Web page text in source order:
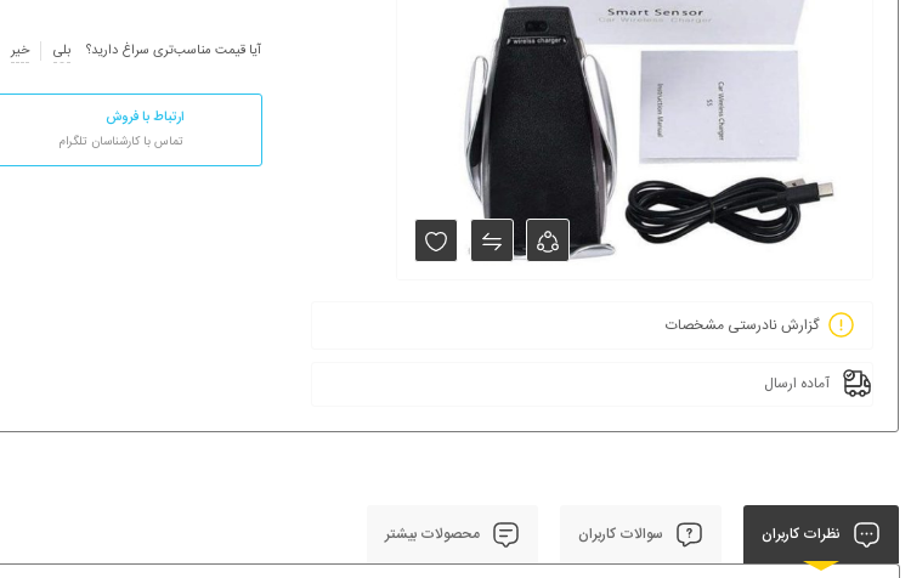
گزارش نادرستی مشخصات
آماده ارسال
آیا قیمت مناسب‌تری سراغ دارید؟ بلی خیر
ارتباط با فروش
تماس با کارشناسان تلگرام
نظرات کاربران سوالات کاربران محصولات بیشتر